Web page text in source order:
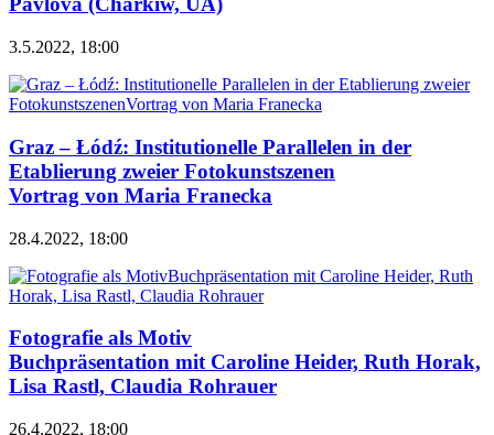
3.5.2022, 18:00
Graz – Łódź: Institutionelle Parallelen in der
Etablierung zweier Fotokunstszenen
Vortrag von Maria Franecka
28.4.2022, 18:00
Fotografie als Motiv
Buchpräsentation mit Caroline Heider, Ruth Horak,
Lisa Rastl, Claudia Rohrauer
26.4.2022, 18:00